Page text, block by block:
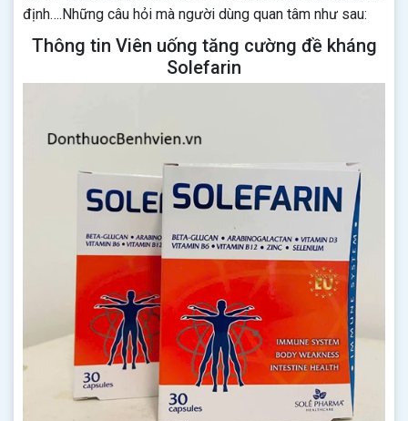
định….Những câu hỏi mà người dùng quan tâm như sau:
Thông tin Viên uống tăng cường đề kháng
Solefarin